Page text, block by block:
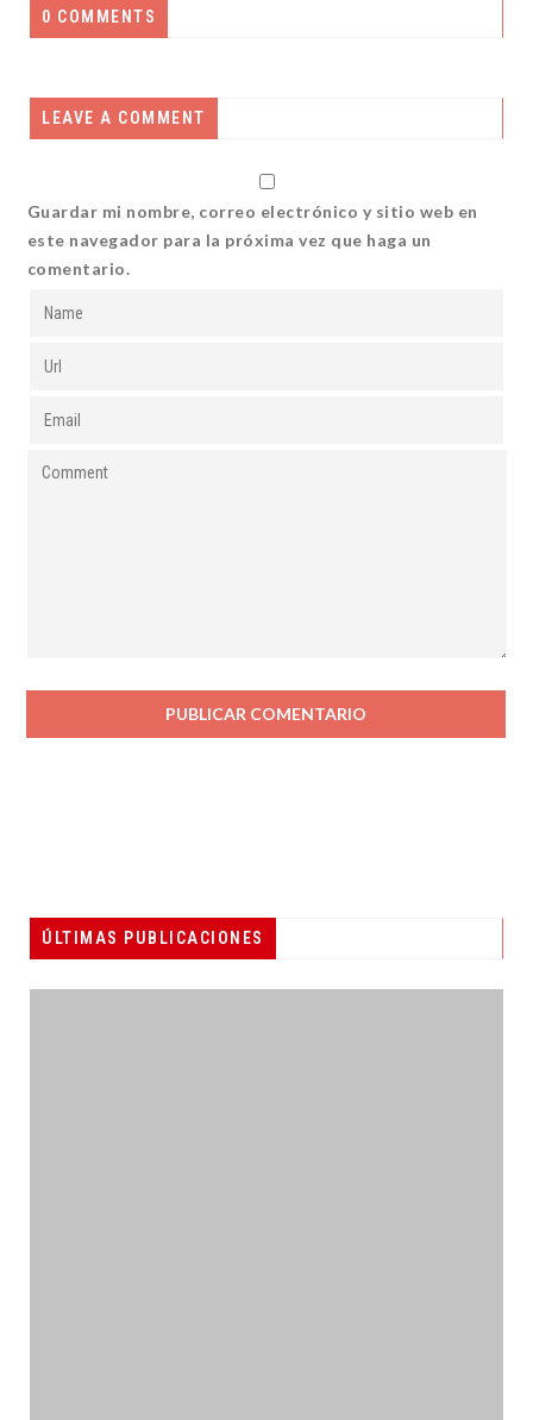
0 COMMENTS
LEAVE A COMMENT
Guardar mi nombre, correo electrónico y sitio web en
este navegador para la próxima vez que haga un
comentario.
ÚLTIMAS PUBLICACIONES